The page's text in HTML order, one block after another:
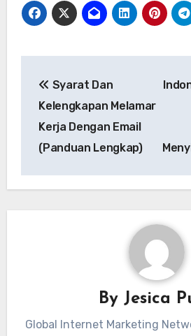
pos
Syarat Dan
Kelengkapan Melamar
Kerja Dengan Email
(Panduan Lengkap)
By Jesica
Global Internet Marketing